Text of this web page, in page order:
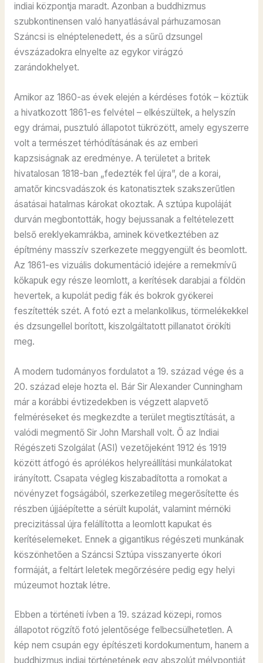
indiai központja maradt. Azonban a buddhizmus
szubkontinensen való hanyatlásával párhuzamosan
Száncsi is elnéptelenedett, és a sűrű dzsungel
évszázadokra elnyelte az egykor virágzó
zarándokhelyet.
Amikor az 1860-as évek elején a kérdéses fotók – köztük
a hivatkozott 1861-es felvétel – elkészültek, a helyszín
egy drámai, pusztuló állapotot tükrözött, amely egyszerre
volt a természet térhódításának és az emberi
kapzsiságnak az eredménye. A területet a britek
hivatalosan 1818-ban „fedezték fel újra”, de a korai,
amatőr kincsvadászok és katonatisztek szakszerűtlen
ásatásai hatalmas károkat okoztak. A sztúpa kupoláját
durván megbontották, hogy bejussanak a feltételezett
belső ereklyekamrákba, aminek következtében az
építmény masszív szerkezete meggyengült és beomlott.
Az 1861-es vizuális dokumentáció idejére a remekmívű
kőkapuk egy része leomlott, a kerítések darabjai a földön
hevertek, a kupolát pedig fák és bokrok gyökerei
feszítették szét. A fotó ezt a melankolikus, törmelékekkel
és dzsungellel borított, kiszolgáltatott pillanatot örökíti
meg.
A modern tudományos fordulatot a 19. század vége és a
20. század eleje hozta el. Bár Sir Alexander Cunningham
már a korábbi évtizedekben is végzett alapvető
felméréseket és megkezdte a terület megtisztítását, a
valódi megmentő Sir John Marshall volt. Ő az Indiai
Régészeti Szolgálat (ASI) vezetőjeként 1912 és 1919
között átfogó és aprólékos helyreállítási munkálatokat
irányított. Csapata végleg kiszabadította a romokat a
növényzet fogságából, szerkezetileg megerősítette és
részben újjáépítette a sérült kupolát, valamint mérnöki
precizitással újra felállította a leomlott kapukat és
kerítéselemeket. Ennek a gigantikus régészeti munkának
köszönhetően a Száncsi Sztúpa visszanyerte ókori
formáját, a feltárt leletek megőrzésére pedig egy helyi
múzeumot hoztak létre.
Ebben a történeti ívben a 19. század közepi, romos
állapotot rögzítő fotó jelentősége felbecsülhetetlen. A
kép nem csupán egy építészeti kordokumentum, hanem a
buddhizmus indiai történetének egy abszolút mélypontját